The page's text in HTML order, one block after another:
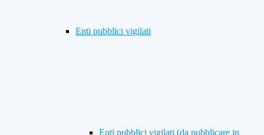
Enti pubblici vigilati
Enti pubblici vigilati (da pubblicare in